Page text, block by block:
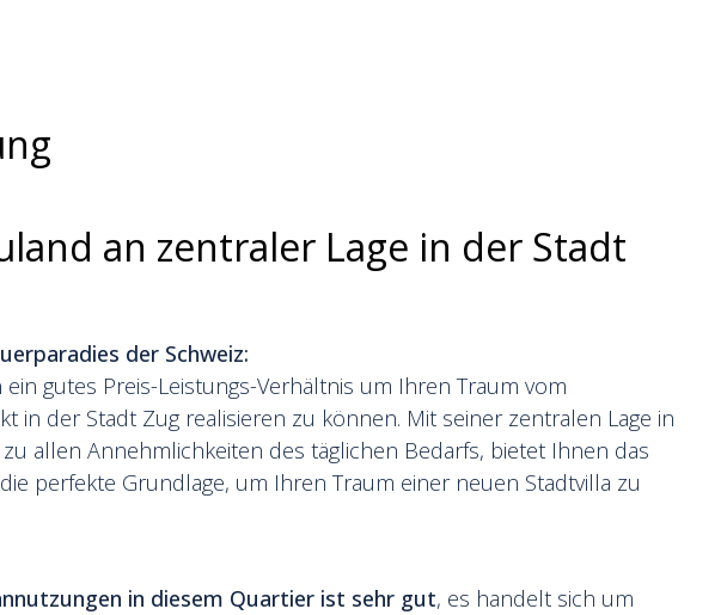
an zentraler Lage in der Stadt
der Schweiz:
gutes Preis-Leistungs-Verhältnis um Ihren Traum vom
in der Stadt Zug realisieren zu können. Mit seiner zentralen Lage in
allen Annehmlichkeiten des täglichen Bedarfs, bietet Ihnen das
perfekte Grundlage, um Ihren Traum einer neuen Stadtvilla zu
in diesem Quartier ist sehr gut, es handelt sich um